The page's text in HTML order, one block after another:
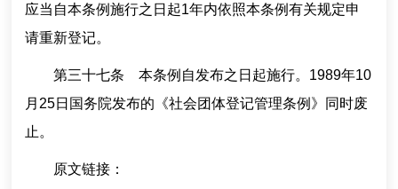
应当自本条例施行之日起1年内依照本条例有关规定申
请重新登记。
第三十七条 本条例自发布之日起施行。1989年10
月25日国务院发布的《社会团体登记管理条例》同时废
止。
原文链接：